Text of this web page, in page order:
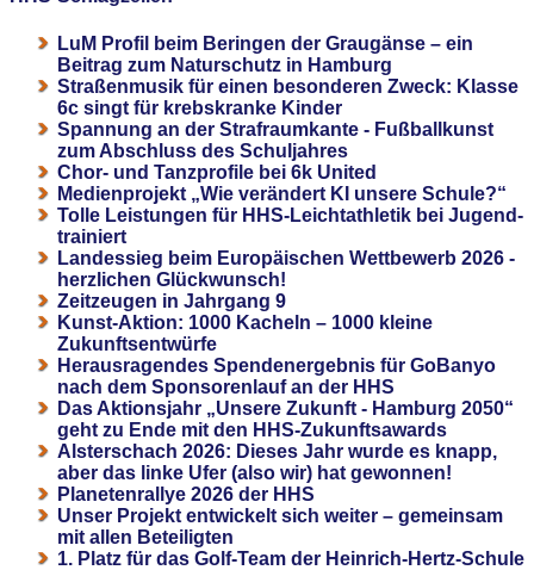
LuM Profil beim Beringen der Graugänse – ein
Beitrag zum Naturschutz in Hamburg
Straßenmusik für einen besonderen Zweck: Klasse
6c singt für krebskranke Kinder
Spannung an der Strafraumkante - Fußballkunst
zum Abschluss des Schuljahres
Chor- und Tanzprofile bei 6k United
Medienprojekt „Wie verändert KI unsere Schule?“
Tolle Leistungen für HHS-Leichtathletik bei Jugend-
trainiert
Landessieg beim Europäischen Wettbewerb 2026 -
herzlichen Glückwunsch!
Zeitzeugen in Jahrgang 9
Kunst-Aktion: 1000 Kacheln – 1000 kleine
Zukunftsentwürfe
Herausragendes Spendenergebnis für GoBanyo
nach dem Sponsorenlauf an der HHS
Das Aktionsjahr „Unsere Zukunft - Hamburg 2050“
geht zu Ende mit den HHS-Zukunftsawards
Alsterschach 2026: Dieses Jahr wurde es knapp,
aber das linke Ufer (also wir) hat gewonnen!
Planetenrallye 2026 der HHS
Unser Projekt entwickelt sich weiter – gemeinsam
mit allen Beteiligten
1. Platz für das Golf-Team der Heinrich-Hertz-Schule